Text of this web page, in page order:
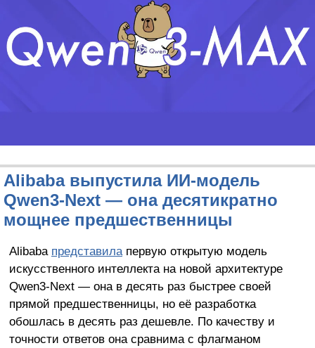
Alibaba выпустила ИИ-модель
Qwen3-Next — она десятикратно
мощнее предшественницы
Alibaba представилапервую открытую модель
искусственного интеллекта на новой архитектуре
Qwen3-Next — она в десять раз быстрее своей
прямой предшественницы, но её разработка
обошлась в десять раз дешевле. По качеству и
точности ответов она сравнима с флагманом